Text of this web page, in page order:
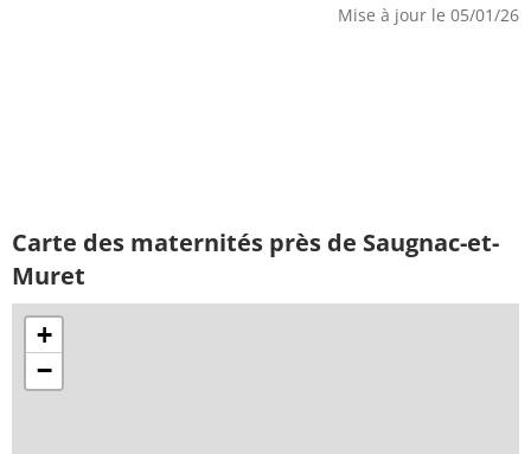
Mise à jour le 05/01/26
Carte des maternités près de Saugnac-et-
Muret
+
−